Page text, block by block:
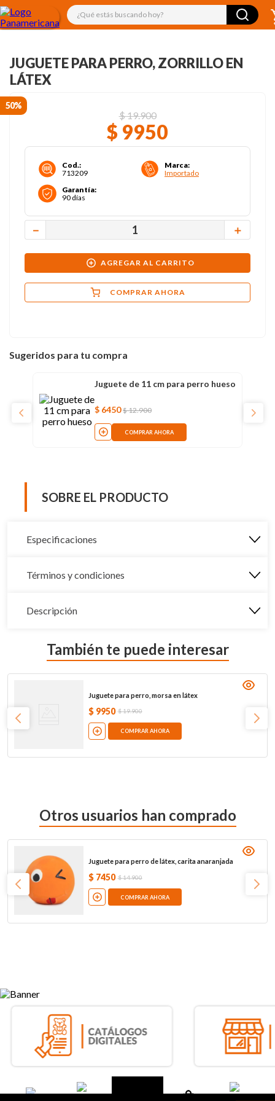
¿Qué estás buscando hoy?
JUGUETE PARA PERRO, ZORRILLO EN
LÁTEX
50%
$19.900
$ 9950
Cod.:
713209
Marca:
Importado
Garantía:
90 días
＋
－
AGREGAR AL CARRITO
COMPRAR AHORA
Sugeridos para tu compra
Juguete de 11 cm para perro hueso
$ 6450 $12.900
COMPRAR AHORA
SOBRE EL PRODUCTO
Especificaciones
Términos y condiciones
Descripción
También te puede interesar
Juguete para perro, morsa en látex
$ 9950 $19.900
COMPRAR AHORA
Otros usuarios han comprado
Juguete para perro de látex, carita anaranjada
$ 7450 $14.900
COMPRAR AHORA